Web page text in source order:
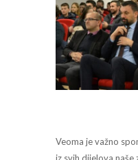
Veoma je važno